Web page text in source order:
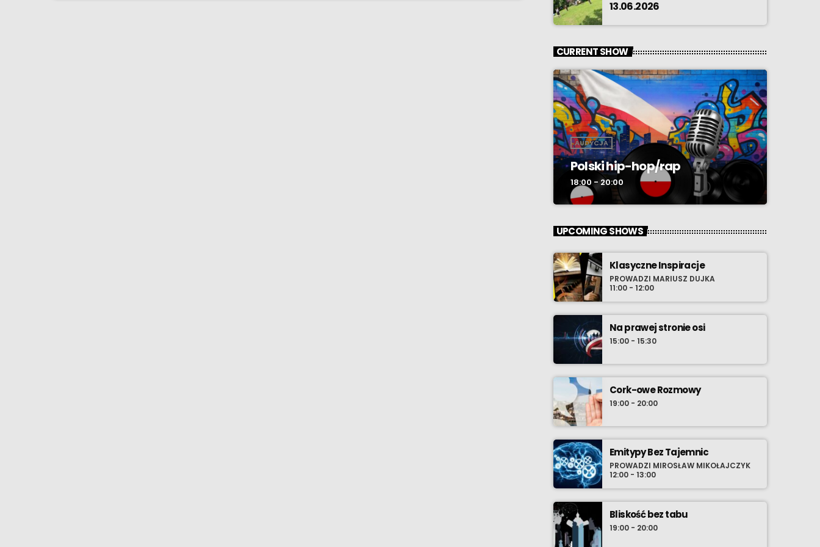
13.06.2026
CURRENT SHOW
AUDYCJA
Polski hip-hop/rap
18:00 - 20:00
UPCOMING SHOWS
Klasyczne Inspiracje
PROWADZI MARIUSZ DUJKA
11:00 - 12:00
Na prawej stronie osi
15:00 - 15:30
Cork-owe Rozmowy
19:00 - 20:00
Emitypy Bez Tajemnic
PROWADZI MIROSŁAW MIKOŁAJCZYK
12:00 - 13:00
Bliskość bez tabu
19:00 - 20:00